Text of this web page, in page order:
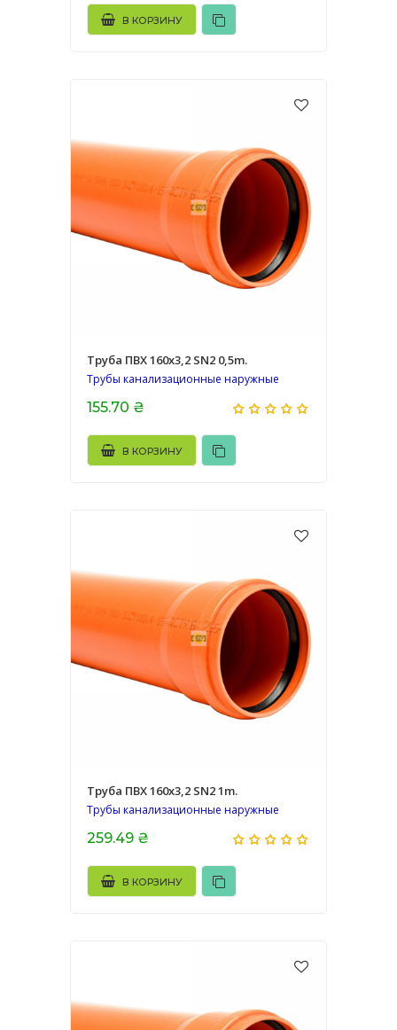
В КОРЗИНУ
Труба ПВХ 160х3,2 SN2 0,5m.
Трубы канализационные наружные
155.70 ₴
В КОРЗИНУ
Труба ПВХ 160х3,2 SN2 1m.
Трубы канализационные наружные
259.49 ₴
В КОРЗИНУ